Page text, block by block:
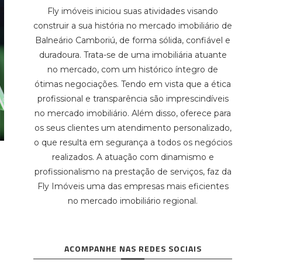
Fly imóveis iniciou suas atividades visando
construir a sua história no mercado imobiliário de
Balneário Camboriú, de forma sólida, confiável e
duradoura. Trata-se de uma imobiliária atuante
no mercado, com um histórico íntegro de
ótimas negociações. Tendo em vista que a ética
profissional e transparência são imprescindíveis
no mercado imobiliário. Além disso, oferece para
os seus clientes um atendimento personalizado,
o que resulta em segurança a todos os negócios
realizados. A atuação com dinamismo e
profissionalismo na prestação de serviços, faz da
Fly Imóveis uma das empresas mais eficientes
no mercado imobiliário regional.
ACOMPANHE NAS REDES SOCIAIS